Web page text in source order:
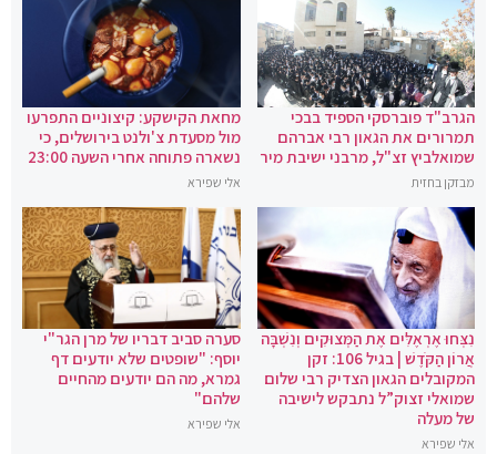
הגרב"ד פוברסקי הספיד בבכי
תמרורים את הגאון רבי אברהם
שמואלביץ זצ"ל, מרבני ישיבת מיר
מבזקן בחזית
מחאת הקישקע: קיצוניים התפרעו
מול מסעדת צ'ולנט בירושלים, כי
נשארה פתוחה אחרי השעה 23:00
אלי שפירא
נִצְּחוּ אֶרְאֶלִּים אֶת הַמְּצוּקִים וְנִשְׁבָּה
אֲרוֹן הַקֹּדֶשׁ | בגיל 106: זקן
המקובלים הגאון הצדיק רבי שלום
שמואלי זצוק”ל נתבקש לישיבה
של מעלה
אלי שפירא
סערה סביב דבריו של מרן הגר"י
יוסף: "שופטים שלא יודעים דף
גמרא, מה הם יודעים מהחיים
שלהם"
אלי שפירא